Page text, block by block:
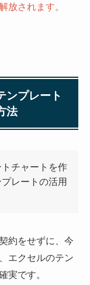
放されます。
ンプレート
法
チャートを作
レートの活用
約をせずに、今
エクセルのテン
実です。